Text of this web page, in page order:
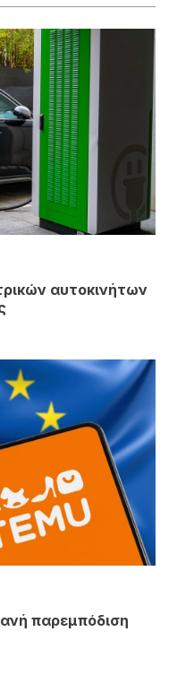
αυτοκινήτων
παρεμπόδιση